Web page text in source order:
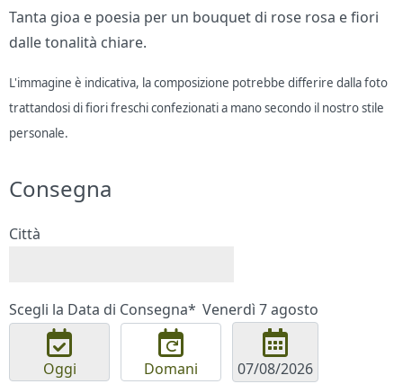
Tanta gioa e poesia per un bouquet di rose rosa e fiori
dalle tonalità chiare.
L'immagine è indicativa, la composizione potrebbe differire dalla foto
trattandosi di fiori freschi confezionati a mano secondo il nostro stile
personale.
Consegna
Città
Scegli la Data di Consegna* Venerdì 7 agosto
Oggi Domani